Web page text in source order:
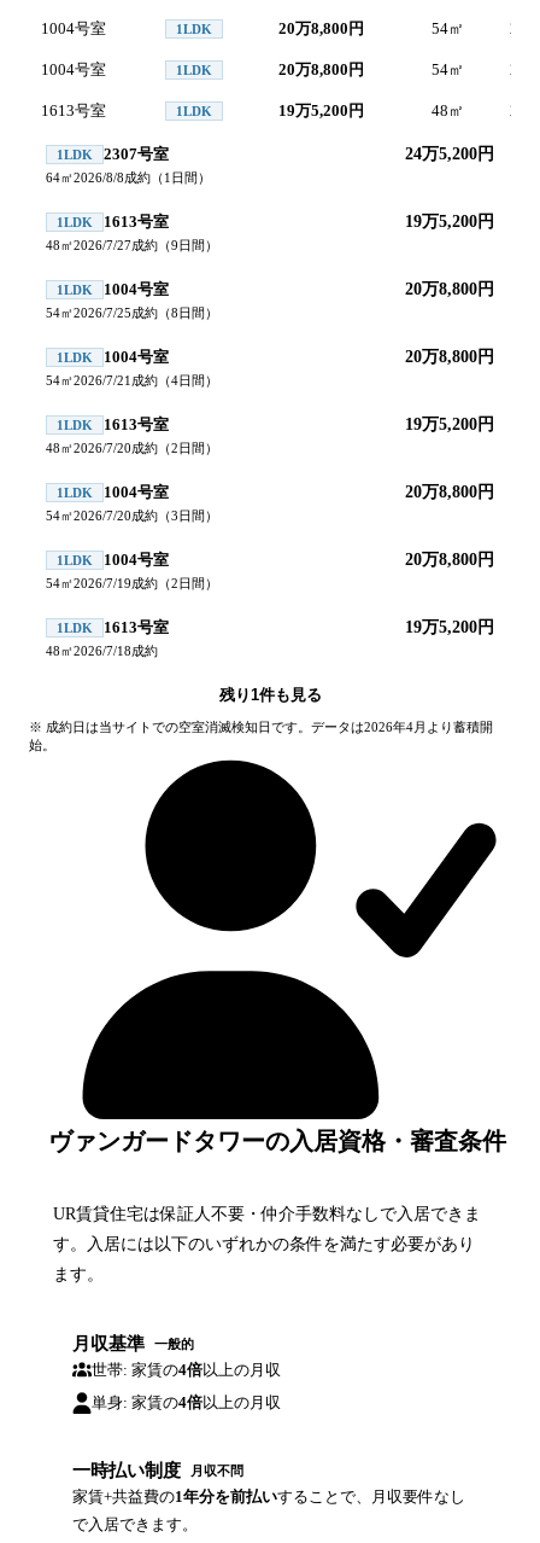
1004号室 1LDK 20万8,800円 54㎡
1004号室 1LDK 20万8,800円 54㎡
1613号室 1LDK 19万5,200円 48 ㎡
1LDK 2307号室 24万5,200円
64㎡2026/8/8成約 （1 日間）
1LDK 1613号室 19万5,200円
48㎡2026/7/27成約 （9日間）
1LDK 1004号室 20万8,800円
54㎡2026/7/25成約 （8日間）
1LDK 1004号室 20万8,800円
54㎡2026/7/21 成約 （4日間）
1LDK 1613号室 19万5,200円
48㎡2026/7/20成約 （2日間）
1LDK 1004号室 20万8,800円
54㎡2026/7/20成約 （3日間）
1LDK 1004号室 20万8,800円
54㎡2026/7/19成約 （2日間）
1LDK 1613号室 19万5,200円
48㎡2026/7/18成約
残り1件も見る
※ 成約日は当サイトでの空室消滅検知日です。データは2026年4月より蓄積開
始。
ヴァンガードタワーの入居資格・審査条件
UR賃貸住宅は保証人不要・仲介手数料なしで入居できま
す。入居には以下のいずれかの条件を満たす必要があり
ます。
月収基準 一般的
世帯: 家賃の4倍以上の月収
単身: 家賃の4倍以上の月収
一時払い制度 月収不問
家賃+共益費の1年分を前払いすることで、月収要件なし
で入居できます。